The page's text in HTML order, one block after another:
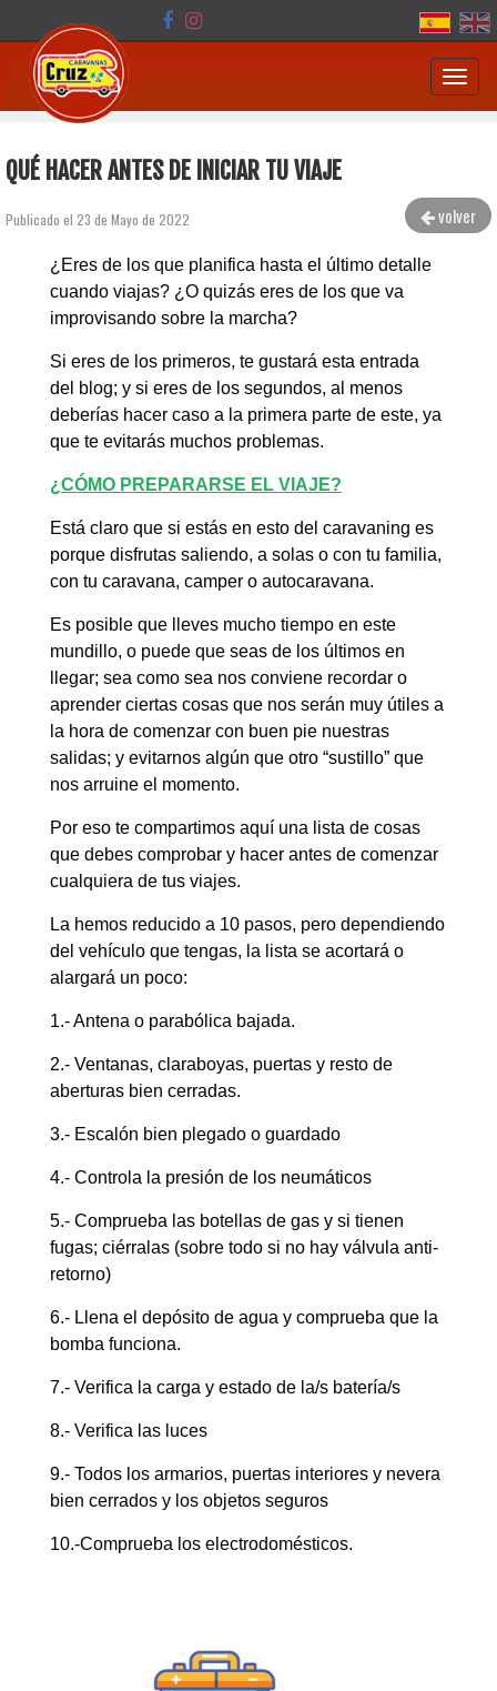
QUÉ HACER ANTES DE INICIAR TU VIAJE
volver
Publicado el 23 de Mayo de 2022
¿Eres de los que planifica hasta el último detalle
cuando viajas? ¿O quizás eres de los que va
improvisando sobre la marcha?
Si eres de los primeros, te gustará esta entrada
del blog; y si eres de los segundos, al menos
deberías hacer caso a la primera parte de este, ya
que te evitarás muchos problemas.
¿CÓMO PREPARARSE EL VIAJE?
Está claro que si estás en esto del caravaning es
porque disfrutas saliendo, a solas o con tu familia,
con tu caravana, camper o autocaravana.
Es posible que lleves mucho tiempo en este
mundillo, o puede que seas de los últimos en
llegar; sea como sea nos conviene recordar o
aprender ciertas cosas que nos serán muy útiles a
la hora de comenzar con buen pie nuestras
salidas; y evitarnos algún que otro “sustillo” que
nos arruine el momento.
Por eso te compartimos aquí una lista de cosas
que debes comprobar y hacer antes de comenzar
cualquiera de tus viajes.
La hemos reducido a 10 pasos, pero dependiendo
del vehículo que tengas, la lista se acortará o
alargará un poco:
1.- Antena o parabólica bajada.
2.- Ventanas, claraboyas, puertas y resto de
aberturas bien cerradas.
3.- Escalón bien plegado o guardado
4.- Controla la presión de los neumáticos
5.- Comprueba las botellas de gas y si tienen
fugas; ciérralas (sobre todo si no hay válvula anti-
retorno)
6.- Llena el depósito de agua y comprueba que la
bomba funciona.
7.- Verifica la carga y estado de la/s batería/s
8.- Verifica las luces
9.- Todos los armarios, puertas interiores y nevera
bien cerrados y los objetos seguros
10.-Comprueba los electrodomésticos.